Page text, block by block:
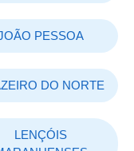
PESSOA
DO NORTE
LENÇÓIS